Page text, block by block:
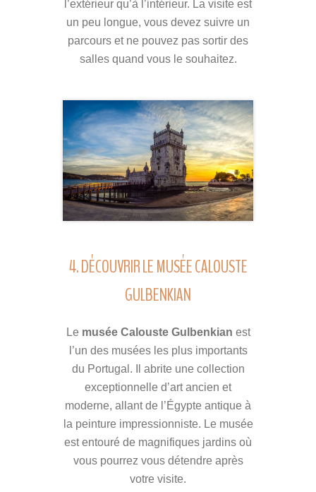
l’extérieur qu’à l’intérieur. La visite est
un peu longue, vous devez suivre un
parcours et ne pouvez pas sortir des
salles quand vous le souhaitez.
4. DÉCOUVRIR LE MUSÉE CALOUSTE
GULBENKIAN
Le musée Calouste Gulbenkian est
l’un des musées les plus importants
du Portugal. Il abrite une collection
exceptionnelle d’art ancien et
moderne, allant de l’Égypte antique à
la peinture impressionniste. Le musée
est entouré de magnifiques jardins où
vous pourrez vous détendre après
votre visite.